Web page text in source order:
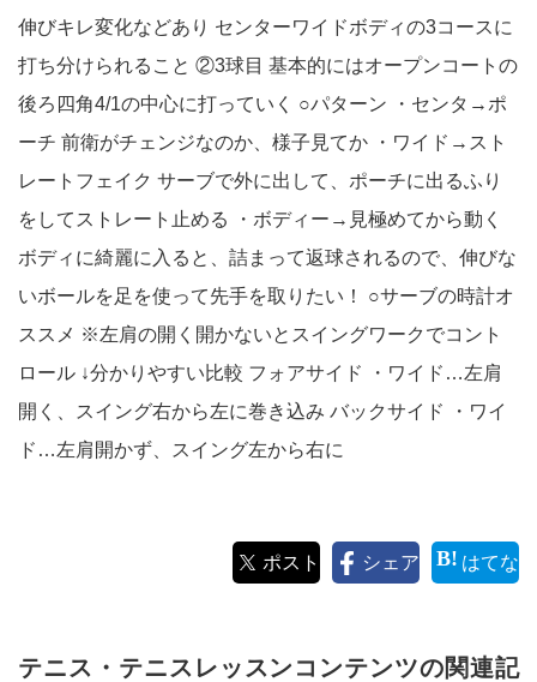
伸びキレ変化などあり センターワイドボディの3コースに
打ち分けられること ②3球目 基本的にはオープンコートの
後ろ四角4/1の中心に打っていく ○パターン ・センタ→ポ
ーチ 前衛がチェンジなのか、様子見てか ・ワイド→スト
レートフェイク サーブで外に出して、ポーチに出るふり
をしてストレート止める ・ボディー→見極めてから動く
ボディに綺麗に入ると、詰まって返球されるので、伸びな
いボールを足を使って先手を取りたい！ ○サーブの時計オ
ススメ ※左肩の開く開かないとスイングワークでコント
ロール ↓分かりやすい比較 フォアサイド ・ワイド…左肩
開く、スイング右から左に巻き込み バックサイド ・ワイ
ド…左肩開かず、スイング左から右に
ポスト シェア はてな
テニス・テニスレッスンコンテンツの関連記